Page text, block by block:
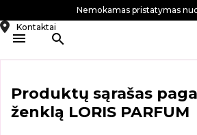
Nemokamas pristatymas
Kontaktai
 search
Produktų sąrašas
ženklą LORIS PARFUM